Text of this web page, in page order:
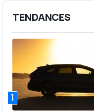
TENDANCES
1